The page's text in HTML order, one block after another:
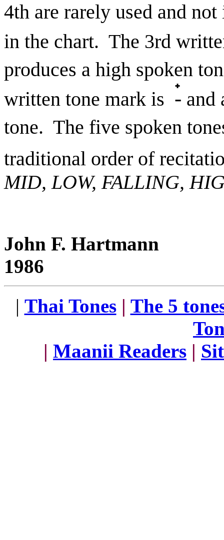
4th are rarely used and
in the chart. The 3rd
produces a high spoken
written tone mark is -๋ and
tone. The five spoken
traditional order of
MID, LOW, FALLING,
John F. Hartmann
1986
| Thai Tones| The 5
| Maanii Readers |